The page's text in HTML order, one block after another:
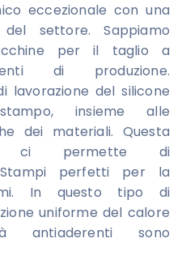
eccezionale con una
settore. Sappiamo
per il taglio a
di produzione.
lavorazione del silicone
insieme alle
dei materiali. Questa
ci permette di
perfetti per la
In questo tipo di
uniforme del calore
antiaderenti sono